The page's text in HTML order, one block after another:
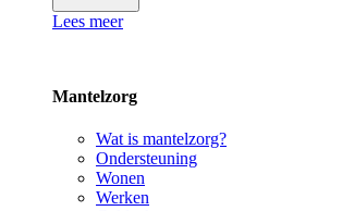
Lees meer
Mantelzorg
Wat is mantelzorg?
Ondersteuning
Wonen
Werken